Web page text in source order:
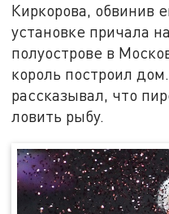
Киркорова, обвинив
установке причала
полуострове в
король построил
рассказывал, что
ловить рыбу.